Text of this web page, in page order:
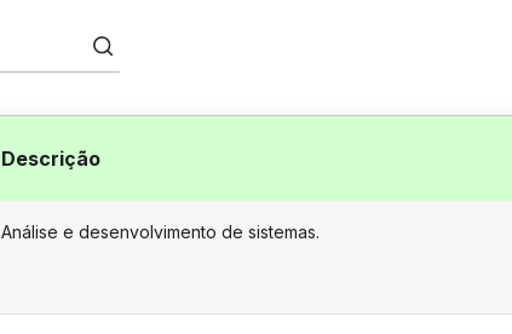
Descrição
Análise e desenvolvimento de sistemas.